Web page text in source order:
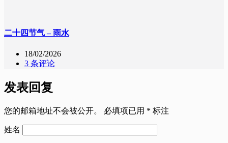
二十四节气 – 雨水
18/02/2026
3 条评论
发表回复
您的邮箱地址不会被公开。 必填项已用 * 标注
姓名